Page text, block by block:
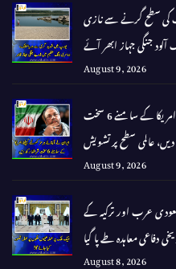
کی سطح گرنے سے نازی
جنگی جہاز ابھر آئے
August 9, 2026
ایران نے آبنائے ہرمز کی مکمل بحالی کے لیے امریکا کے سامنے 6 سخت
عالمی سطح پر تشویش
August 9, 2026
عرب اور ترکیہ کے
دفاعی معاہدہ طے پا گیا
August 8, 2026